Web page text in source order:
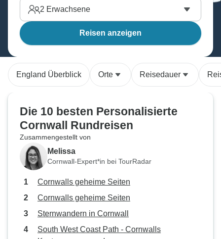
2 Erwachsene
Reisen anzeigen
England Überblick Orte Reisedauer
Die 10 besten Personalisierte
Cornwall Rundreisen
Zusammengestellt von
Melissa
Cornwall-Expert*in bei TourRadar
Cornwalls geheime Seiten
Cornwalls geheime Seiten
Sternwandern in Cornwall
South West Coast Path - Cornwalls